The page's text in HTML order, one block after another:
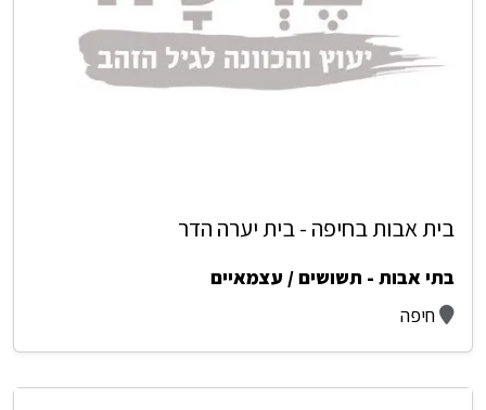
בית אבות בחיפה - בית יערה הדר
בתי אבות - תשושים / עצמאיים
חיפה